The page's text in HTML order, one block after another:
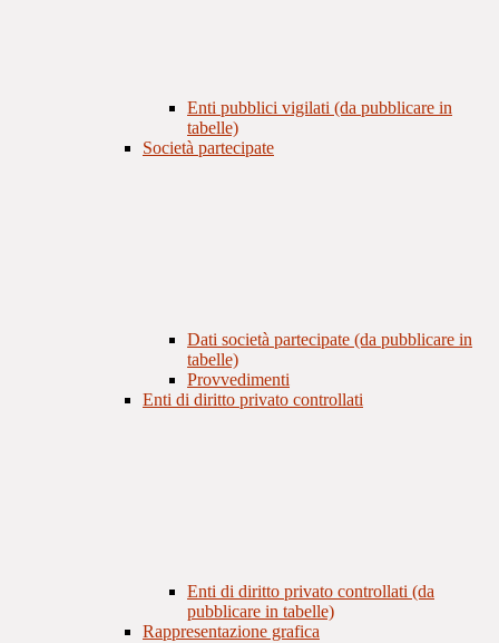
Enti pubblici vigilati (da pubblicare in
tabelle)
Società partecipate
Dati società partecipate (da pubblicare in
tabelle)
Provvedimenti
Enti di diritto privato controllati
Enti di diritto privato controllati (da
pubblicare in tabelle)
Rappresentazione grafica